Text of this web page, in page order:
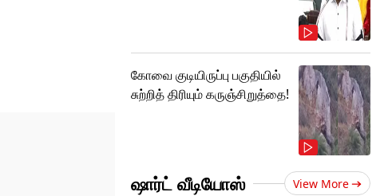
கோவை குடியிருப்பு பகுதியில்
சுற்றித் திரியும் கருஞ்சிறுத்தை!
ஷார்ட் வீடியோஸ் View More